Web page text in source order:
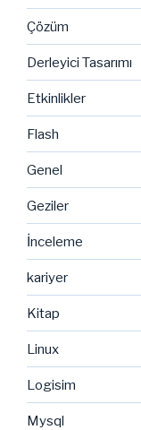
Çözüm
Derleyici Tasarımı
Etkinlikler
Flash
Genel
Geziler
İnceleme
kariyer
Kitap
Linux
Logisim
Mysql